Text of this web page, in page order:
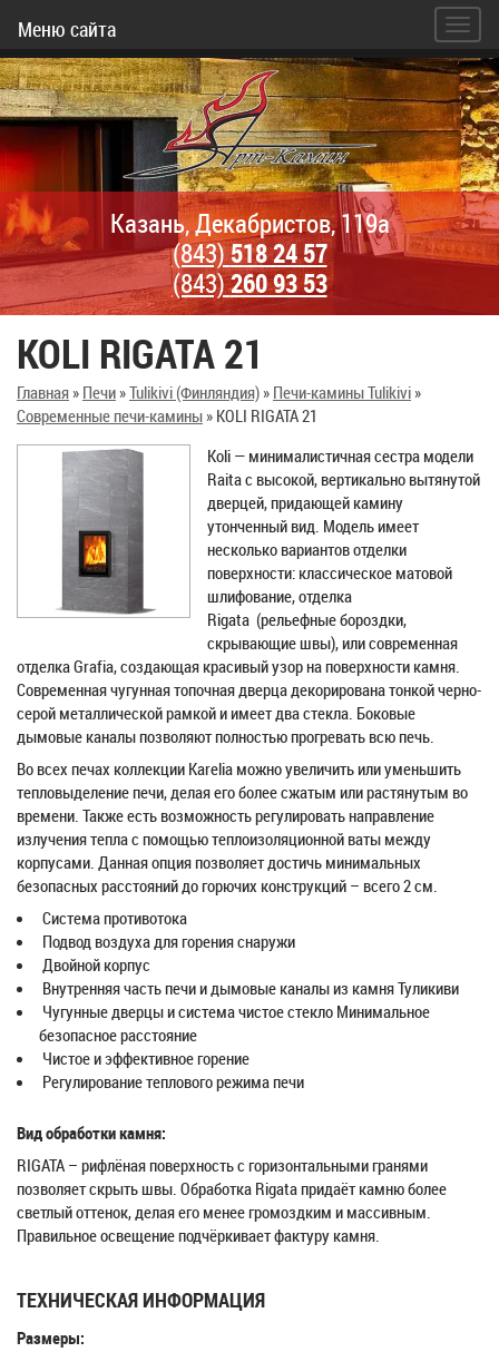
Меню сайта
Казань, Декабристов, 119а
(843)518 24 57
(843)260 93 53
KOLI RIGATA 21
Главная» Печи»Tulikivi (Финляндия)» Печи-камины Tulikivi»
Современные печи-камины» KOLI RIGATA 21
Koli — минималистичная сестра модели
Raita с высокой, вертикально вытянутой
дверцей, придающей камину
утонченный вид. Модель имеет
несколько вариантов отделки
поверхности: классическое матовой
шлифование, отделка
Rigata (рельефные бороздки,
скрывающие швы), или современная
отделка Grafia, создающая красивый узор на поверхности камня.
Современная чугунная топочная дверца декорирована тонкой черно-
серой металлической рамкой и имеет два стекла. Боковые
дымовые каналы позволяют полностью прогревать всю печь.
Во всех печах коллекции Karelia можно увеличить или уменьшить
тепловыделение печи, делая его более сжатым или растянутым во
времени. Также есть возможность регулировать направление
излучения тепла с помощью теплоизоляционной ваты между
корпусами. Данная опция позволяет достичь минимальных
безопасных расстояний до горючих конструкций – всего 2 см.
Система противотока
Подвод воздуха для горения снаружи
Двойной корпус
Внутренняя часть печи и дымовые каналы из камня Туликиви
Чугунные дверцы и система чистое стекло Минимальное
безопасное расстояние
Чистое и эффективное горение
Регулирование теплового режима печи
Вид обработки камня:
RIGATA – рифлёная поверхность с горизонтальными гранями
позволяет скрыть швы. Обработка Rigata придаёт камню более
светлый оттенок, делая его менее громоздким и массивным.
Правильное освещение подчёркивает фактуру камня.
ТЕХНИЧЕСКАЯ ИНФОРМАЦИЯ
Размеры: